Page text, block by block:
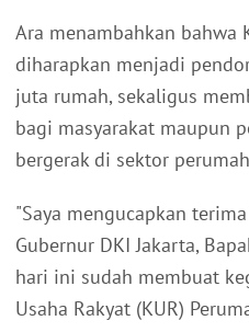
Ara menambahkan bahwa
diharapkan menjadi
juta rumah, sekaligus
bagi masyarakat maupun
bergerak di sektor
"Saya mengucapkan
Gubernur DKI Jakarta,
hari ini sudah membuat
Usaha Rakyat (KUR)